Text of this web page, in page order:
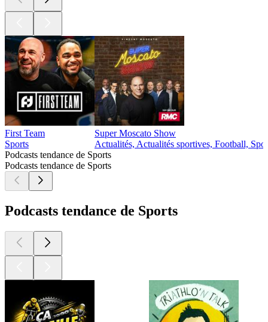
First Team
Sports
Super Moscato Show
Actualités, Actualités sportives, Football,
Podcasts tendance de Sports
Podcasts tendance de Sports
Podcasts tendance de Sports